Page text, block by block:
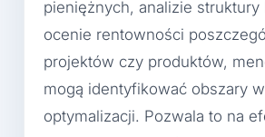
pieniężnych, analizie struktury
ocenie rentowności
projektów czy produktów,
mogą identyfikować obszary
optymalizacji. Pozwala to na